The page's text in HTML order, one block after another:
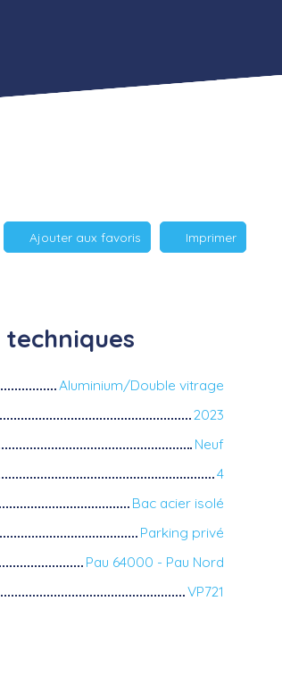
Ajouter aux favoris Imprimer
techniques
Aluminium/Double vitrage
2023
Neuf
4
Bac acier isolé
Parking privé
Pau 64000 - Pau Nord
VP721